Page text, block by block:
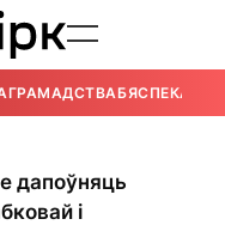
ГРАМАДСТВАБЯСПЕКА
дапоўняць
і